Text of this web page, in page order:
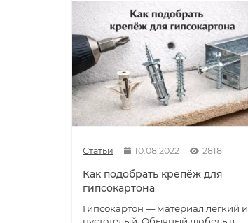
Статьи 10.08.2022 2818
Как подобрать крепёж для
гипсокартона
Гипсокартон — материал лёгкий и